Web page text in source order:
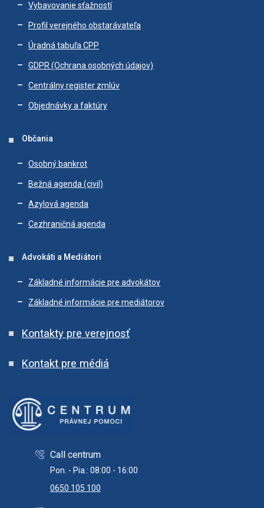
Vybavovanie sťažností
Profil verejného obstarávateľa
Úradná tabuľa CPP
GDPR (Ochrana osobných údajov)
Centrálny register zmlúv
Objednávky a faktúry
Občania
Osobný bankrot
Bežná agenda (civil)
Azylová agenda
Cezhraničná agenda
Advokáti a Mediátori
Základné informácie pre advokátov
Základné informácie pre mediátorov
Kontakty pre verejnosť
Kontakt pre médiá
Call centrum
Pon. - Pia.: 08:00 - 16:00
0650 105 100